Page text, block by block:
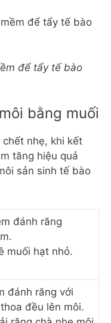
để tẩy tế bào
bằng muối
nhẹ, khi kết
tăng hiệu quả
sản sinh tế bào
đánh răng
muối hạt nhỏ.
đánh răng với
đều lên môi.